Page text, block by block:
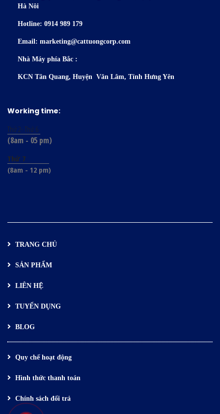
Hà Nôi
Hotline: 0914 989 179
Email: marketing@cattuongcorp.com
Nhà Máy phía Bắc :
KCN Tân Quang, Huyện Văn Lâm, Tỉnh Hưng Yên
Working time:
Thứ 2- Thứ 6
(8am - 05 pm)
Thứ 7
(8am - 12 pm)
TRANG CHỦ
SẢN PHẨM
LIÊN HỆ
TUYỂN DỤNG
BLOG
Quy chế hoạt động
Hình thức thanh toán
Chính sách đổi trả